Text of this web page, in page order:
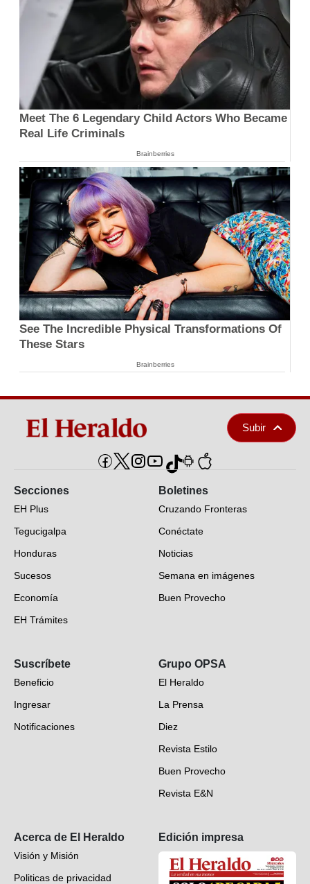
Meet The 6 Legendary Child Actors Who Became
Real Life Criminals
Brainberries
See The Incredible Physical Transformations Of
These Stars
Brainberries
Subir
Secciones
EH Plus
Tegucigalpa
Honduras
Sucesos
Economía
EH Trámites
EH Verifica
Fotogalerías
Deportes
Videos
Boletines
Cruzando Fronteras
Conéctate
Noticias
Semana en imágenes
Buen Provecho
Suscríbete
Beneficio
Ingresar
Notificaciones
Grupo OPSA
El Heraldo
La Prensa
Diez
Revista Estilo
Buen Provecho
Revista E&N
Acerca de El Heraldo
Visión y Misión
Politicas de privacidad
Edición impresa